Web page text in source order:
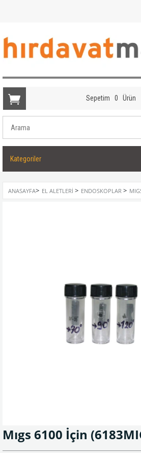
Sepetim 0 Ürün
Kategoriler
ANASAYFA> EL ALETLERI > ENDOSKOPLAR >
Mıgs 6100 İçin